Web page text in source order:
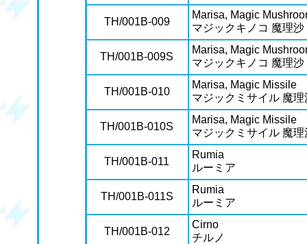
TH/001B-009
Marisa, Magic
マジックキノコ 魔理沙
TH/001B-009S
Marisa, Magic
マジックキノコ 魔理沙
TH/001B-010
Marisa, Magic Missile
マジックミサイル 魔理
TH/001B-010S
Marisa, Magic Missile
マジックミサイル 魔理
TH/001B-011
Rumia
ルーミア
TH/001B-011S
Rumia
ルーミア
TH/001B-012
Cirno
チルノ